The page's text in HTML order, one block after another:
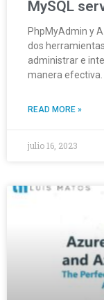
MySQL
PhpMyAdmin y
dos
administrar e
manera efectiva.
READ MORE »
julio 16, 2023